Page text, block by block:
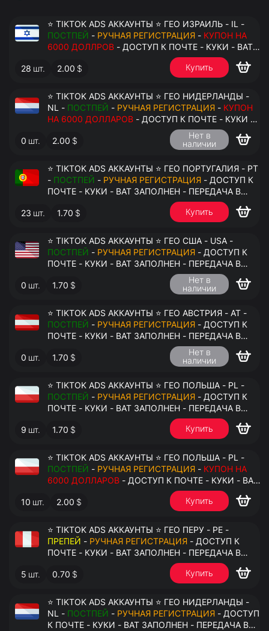
⭐ TIKTOK ADS АККАУНТЫ ⭐ ГЕО ИЗРАИЛЬ - IL -
ПОСТПЕЙ - РУЧНАЯ РЕГИСТРАЦИЯ - КУПОН НА
6000 ДОЛЛРОВ
ЗАПОЛНЕН - ПЕРЕДАЧА В АНТИДЕТЕКТ
28 шт. 2.00 $ Купить
⭐ TIKTOK ADS АККАУНТЫ ⭐ ГЕО НИДЕРЛАНДЫ -
NL - ПОСТПЕЙ - РУЧНАЯ РЕГИСТРАЦИЯ - КУПОН
НА 6000 ДОЛЛАРОВ - ДОСТУП К ПОЧТЕ - КУКИ -
ВАТ ЗАПОЛНЕН - ПЕРЕДАЧА В АНТИДЕТЕКТ
0 шт. 2.00 $
Нет в
наличии
⭐ TIKTOK ADS АККАУНТЫ ⭐ ГЕО ПОРТУГАЛИЯ - PT
- ПОСТПЕЙ - РУЧНАЯ РЕГИСТРАЦИЯ
ПОЧТЕ - КУКИ - ВАТ ЗАПОЛНЕН - ПЕРЕДАЧА В
23 шт. 1.70 $ Купить
⭐ TIKTOK ADS АККАУНТЫ ⭐ ГЕО США - USA -
ПОСТПЕЙ - РУЧНАЯ РЕГИСТРАЦИЯ - ДОСТУП К
ПОЧТЕ - КУКИ - ВАТ ЗАПОЛНЕН - ПЕРЕДАЧА В
0 шт. 1.70 $
Нет в
наличии
⭐ TIKTOK ADS АККАУНТЫ ⭐ ГЕО АВСТРИЯ - AT -
ПОСТПЕЙ - РУЧНАЯ РЕГИСТРАЦИЯ - ДОСТУП К
ПОЧТЕ - КУКИ - ВАТ ЗАПОЛНЕН - ПЕРЕДАЧА В
0 шт. 1.70 $
Нет в
наличии
⭐ TIKTOK ADS АККАУНТЫ ⭐ ГЕО ПОЛЬША - PL -
ПОСТПЕЙ - РУЧНАЯ РЕГИСТРАЦИЯ - ДОСТУП К
ПОЧТЕ - КУКИ - ВАТ ЗАПОЛНЕН - ПЕРЕДАЧА В
9 шт. 1.70 $ Купить
⭐ TIKTOK ADS АККАУНТЫ ⭐ ГЕО ПОЛЬША - PL -
ПОСТПЕЙ - РУЧНАЯ РЕГИСТРАЦИЯ - КУПОН НА
6000 ДОЛЛАРОВ - ДОСТУП К ПОЧТЕ - КУКИ - ВАТ
ЗАПОЛНЕН - ПЕРЕДАЧА В АНТИДЕТЕКТ
10 шт. 2.00 $ Купить
⭐ TIKTOK ADS АККАУНТЫ ⭐ ГЕО ПЕРУ - PE -
ПРЕПЕЙ - РУЧНАЯ РЕГИСТРАЦИЯ - ДОСТУП К
ПОЧТЕ - КУКИ - ВАТ ЗАПОЛНЕН - ПЕРЕДАЧА В
5 шт. 0.70 $ Купить
⭐ TIKTOK ADS АККАУНТЫ ⭐ ГЕО НИДЕРЛАНДЫ -
NL - ПОСТПЕЙ - РУЧНАЯ РЕГИСТРАЦИЯ - ДОСТУП
К ПОЧТЕ - КУКИ - ВАТ ЗАПОЛНЕН - ПЕРЕДАЧА В